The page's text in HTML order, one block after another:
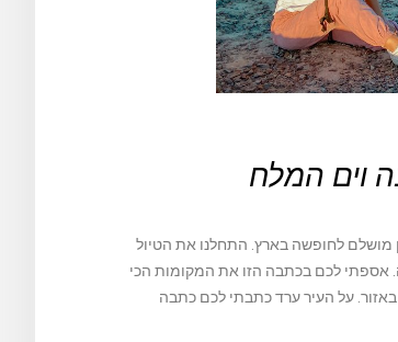
וים המלח
מושלם לחופשה בארץ. התחלנו את הטיול
אספתי לכם בכתבה הזו את המקומות הכי
על העיר ערד כתבתי לכם כתבה